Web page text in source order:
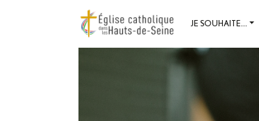
JE SOUHAITE...